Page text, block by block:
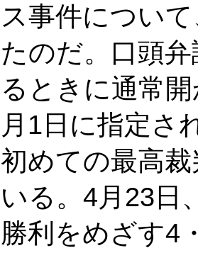
ス事件につい
たのだ。口頭
るときに通常
月1日に指定さ
初めての最高
いる。4月23日
勝利をめざす4